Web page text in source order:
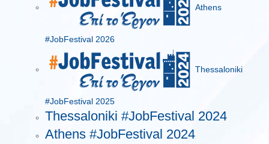
Athens
#JobFestival 2026
Thessaloniki
#JobFestival 2025
Thessaloniki #JobFestival 2024
Athens #JobFestival 2024